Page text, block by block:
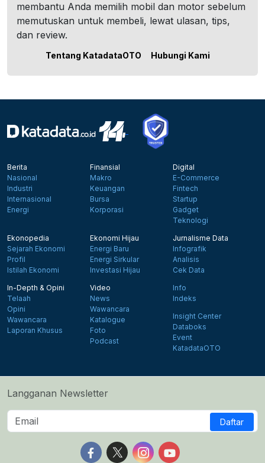
membantu Anda memilih mobil dan motor sebelum
memutuskan untuk membeli, lewat ulasan, tips,
dan review.
Tentang KatadataOTO Hubungi Kami
Berita
Nasional
Industri
Internasional
Energi
Finansial
Makro
Keuangan
Bursa
Korporasi
Digital
E-Commerce
Fintech
Startup
Gadget
Teknologi
Ekonopedia
Sejarah Ekonomi
Profil
Istilah Ekonomi
Ekonomi Hijau
Energi Baru
Energi Sirkular
Investasi Hijau
Jurnalisme Data
Infografik
Analisis
Cek Data
In-Depth & Opini
Telaah
Opini
Wawancara
Laporan Khusus
Video
News
Wawancara
Katalogue
Foto
Podcast
Info
Indeks
Insight Center
Databoks
Event
KatadataOTO
Langganan Newsletter
Daftar
Follow us on Facebook
Follow us on X
Follow us on Instagram
Follow us on